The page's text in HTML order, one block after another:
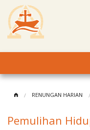
RENUNGAN HARIAN
Pemulihan